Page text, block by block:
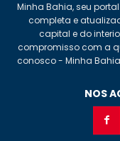
Minha Bahia, seu
completa e
capital e do
compromisso com a
conosco - Minha
NOS